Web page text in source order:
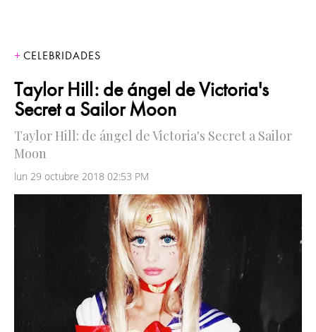
CELEBRIDADES
Taylor Hill: de ángel de Victoria's
Secret a Sailor Moon
Taylor Hill: de ángel de Victoria's Secret a Sailor
Moon
lun 29 octubre 2018 02:53 PM